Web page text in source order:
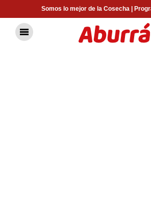
al
contenido
Somos lo mejor de la Cosecha |